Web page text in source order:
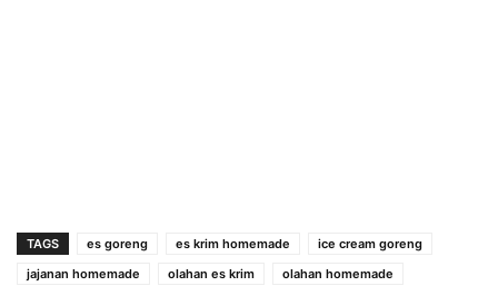
TAGS es goreng es krim homemade
ice cream goreng
jajanan homemade
olahan es krim olahan homemade